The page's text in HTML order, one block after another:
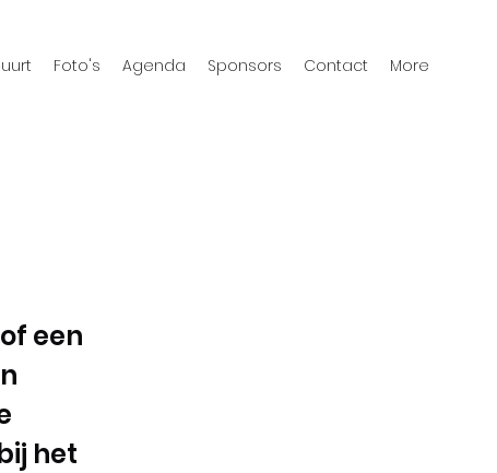
Foto's Agenda Sponsors Contact More
een
het